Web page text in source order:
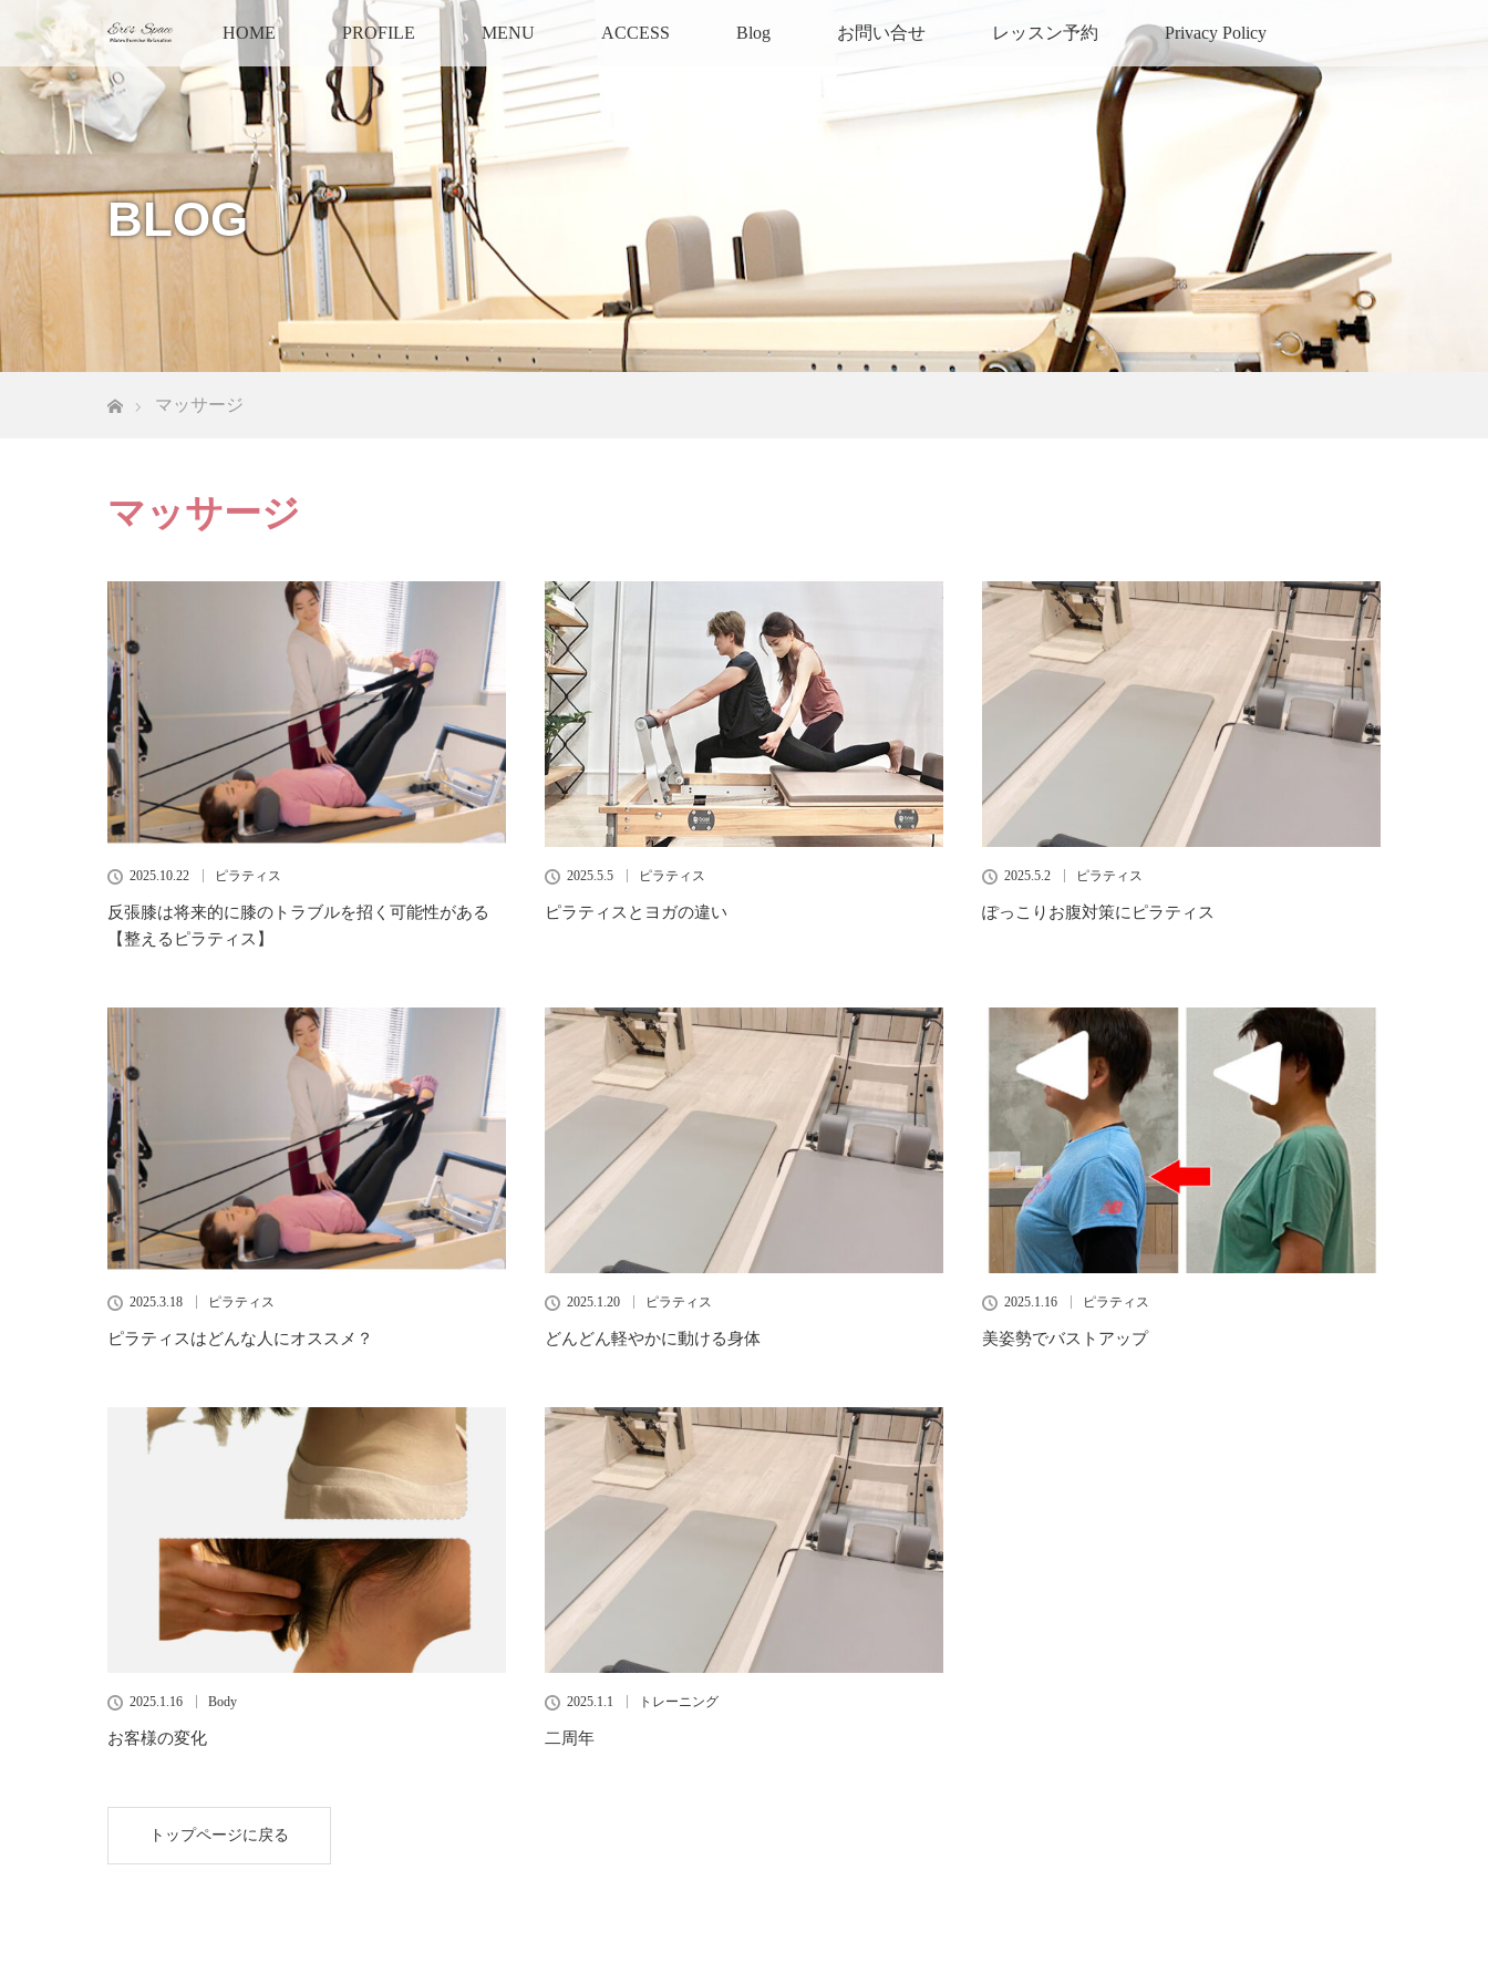
HOME PROFILE MENU ACCESS Blog お問い合せ レッスン予約 Privacy Policy
BLOG
マッサージ
マッサージ
2025.10.22 ピラティス
反張膝は将来的に膝のトラブルを招く可能性がある
【整えるピラティス】
2025.5.5 ピラティス
ピラティスとヨガの違い
2025.5.2 ピラティス
ぽっこりお腹対策にピラティス
2025.3.18 ピラティス
ピラティスはどんな人にオススメ？
2025.1.20 ピラティス
どんどん軽やかに動ける身体
2025.1.16 ピラティス
美姿勢でバストアップ
2025.1.16 Body
お客様の変化
2025.1.1 トレーニング
二周年
トップページに戻る